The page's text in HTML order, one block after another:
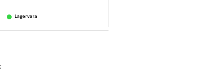
Lagervara
;